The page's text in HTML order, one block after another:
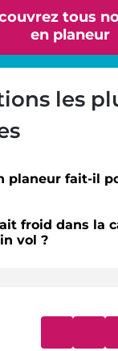
tous
en planeur
les
planeur fait-il
froid dans la
vol ?